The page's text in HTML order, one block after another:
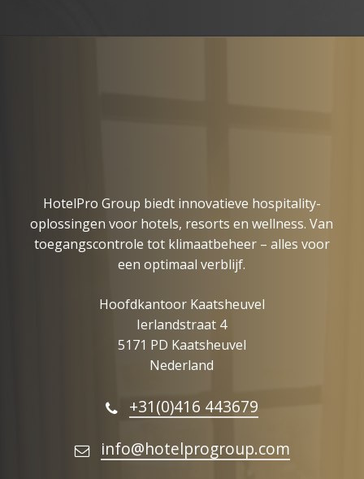
HotelPro Group biedt innovatieve hospitality-
oplossingen voor hotels, resorts en wellness. Van
toegangscontrole tot klimaatbeheer – alles voor
een optimaal verblijf.
Hoofdkantoor Kaatsheuvel
Ierlandstraat 4
5171 PD Kaatsheuvel
Nederland
+31(0)416 443679
info@hotelprogroup.com